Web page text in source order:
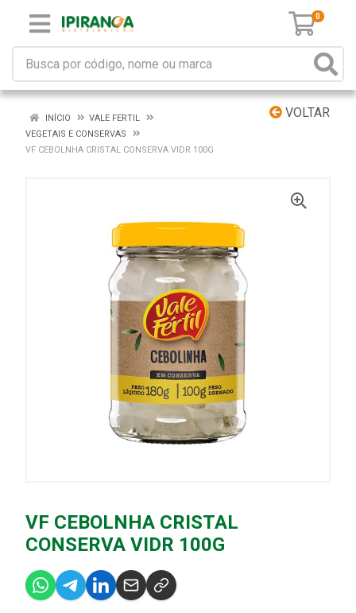
0
VOLTAR
INÍCIO
VALE FERTIL
VEGETAIS E CONSERVAS
VF CEBOLNHA CRISTAL CONSERVA VIDR 100G
VF CEBOLNHA CRISTAL
CONSERVA VIDR 100G